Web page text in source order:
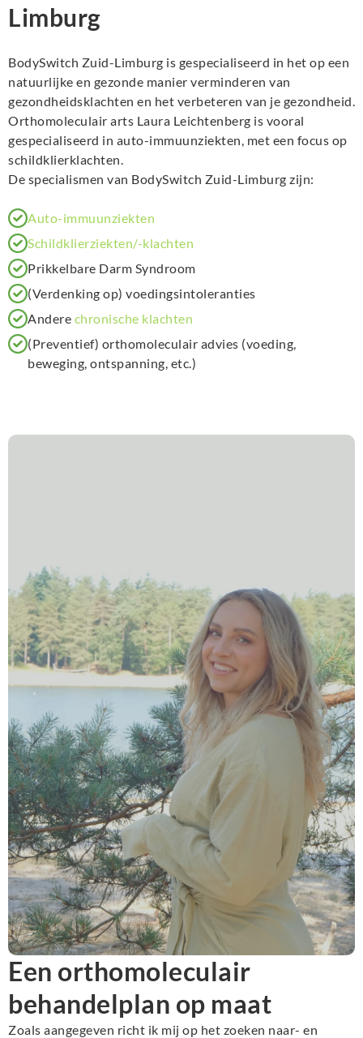
Limburg
BodySwitch Zuid-Limburg is gespecialiseerd in het op een
natuurlijke en gezonde manier verminderen van
gezondheidsklachten en het verbeteren van je gezondheid.
Orthomoleculair arts Laura Leichtenberg is vooral
gespecialiseerd in auto-immuunziekten, met een focus op
schildklierklachten.
De specialismen van BodySwitch Zuid-Limburg zijn:
Auto-immuunziekten
Schildklierziekten/-klachten
Prikkelbare Darm Syndroom
(Verdenking op) voedingsintoleranties
Andere chronische klachten
(Preventief) orthomoleculair advies (voeding,
beweging, ontspanning, etc.)
Een orthomoleculair
behandelplan op maat
Zoals aangegeven richt ik mij op het zoeken naar- en